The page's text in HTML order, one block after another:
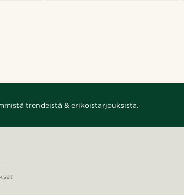
trendeistä & erikoistarjouksista.